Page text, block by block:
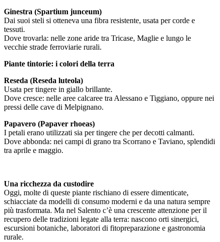
Ginestra (Spartium junceum)
Dai suoi steli si otteneva una fibra resistente, usata per corde e
tessuti.
Dove trovarla: nelle zone aride tra Tricase, Maglie e lungo le
vecchie strade ferroviarie rurali.
Piante tintorie: i colori della terra
Reseda (Reseda luteola)
Usata per tingere in giallo brillante.
Dove cresce: nelle aree calcaree tra Alessano e Tiggiano, oppure nei
pressi delle cave di Melpignano.
Papavero (Papaver rhoeas)
I petali erano utilizzati sia per tingere che per decotti calmanti.
Dove abbonda: nei campi di grano tra Scorrano e Taviano, splendidi
tra aprile e maggio.
Una ricchezza da custodire
Oggi, molte di queste piante rischiano di essere dimenticate,
schiacciate da modelli di consumo moderni e da una natura sempre
più trasformata. Ma nel Salento c’è una crescente attenzione per il
recupero delle tradizioni legate alla terra: nascono orti sinergici,
escursioni botaniche, laboratori di fitopreparazione e gastronomia
rurale.